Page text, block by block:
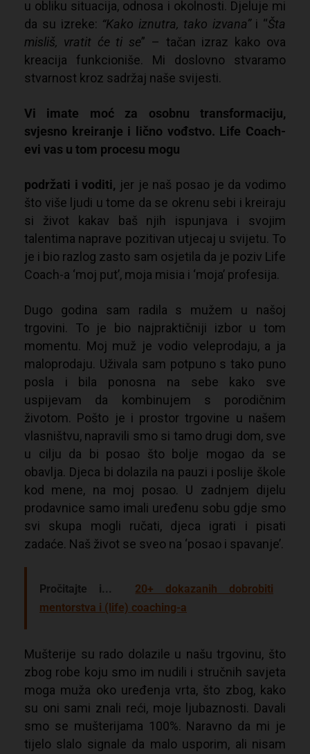
u obliku situacija, odnosa i okolnosti. Djeluje mi
da su izreke: “Kako iznutra, tako izvana”i “Šta
misliš, vratit će ti se” – tačan izraz kako ova
kreacija funkcioniše. Mi doslovno stvaramo
stvarnost kroz sadržaj naše svijesti.
Vi imate moć za osobnu transformaciju,
svjesno kreiranje i lično vođstvo. Life Coach-
evi vas u tom procesu mogu
podržati i voditi, jer je naš posao je da vodimo
što više ljudi u tome da se okrenu sebi i kreiraju
si život kakav baš njih ispunjava i svojim
talentima naprave pozitivan utjecaj u svijetu. To
je i bio razlog zasto sam osjetila da je poziv Life
Coach-a ‘moj put’, moja misia i ‘moja’ profesija.
Dugo godina sam radila s mužem u našoj
trgovini. To je bio najpraktičniji izbor u tom
momentu. Moj muž je vodio veleprodaju, a ja
maloprodaju. Uživala sam potpuno s tako puno
posla i bila ponosna na sebe kako sve
uspijevam da kombinujem s porodičnim
životom. Pošto je i prostor trgovine u našem
vlasništvu, napravili smo si tamo drugi dom, sve
u cilju da bi posao što bolje mogao da se
obavlja. Djeca bi dolazila na pauzi i poslije škole
kod mene, na moj posao. U zadnjem dijelu
prodavnice samo imali uređenu sobu gdje smo
svi skupa mogli ručati, djeca igrati i pisati
zadaće. Naš život se sveo na ‘posao i spavanje’.
Pročitajte i...
20+ dokazanih dobrobiti
mentorstva i (life) coaching-a
Mušterije su rado dolazile u našu trgovinu, što
zbog robe koju smo im nudili i stručnih savjeta
moga muža oko uređenja vrta, što zbog, kako
su oni sami znali reći, moje ljubaznosti. Davali
smo se mušterijama 100%. Naravno da mi je
tijelo slalo signale da malo usporim, ali nisam